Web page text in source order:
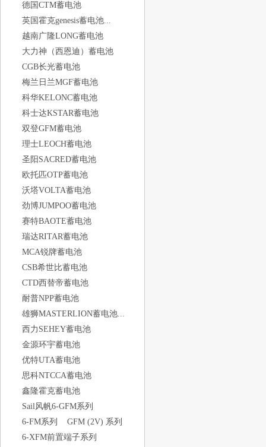
德国CTM蓄电池
英国霍克genesis蓄电池...
越南广隆LONG蓄电池
大力神（西恩迪）蓄电池
CGB长光蓄电池
梅兰日兰MGF蓄电池
科华KELONC蓄电池
科士达KSTAR蓄电池
双登GFM蓄电池
理士LEOCH蓄电池
圣阳SACRED蓄电池
欧托匹OTP蓄电池
沃塔VOLTA蓄电池
劲博JUMPOO蓄电池
赛特BAOTE蓄电池
瑞达RITAR蓄电池
MCA锐牌蓄电池
CSB希世比蓄电池
CTD西替帝蓄电池
耐普NPP蓄电池
雄狮MASTERLION蓄电池...
西力SEHEY蓄电池
金源环宇蓄电池
优特UTA蓄电池
思科NTCCA蓄电池
鑫隆霍克蓄电池
Sail风帆6-GFM系列
6-FM系列
GFM (2V) 系列
6-XFM前置端子系列